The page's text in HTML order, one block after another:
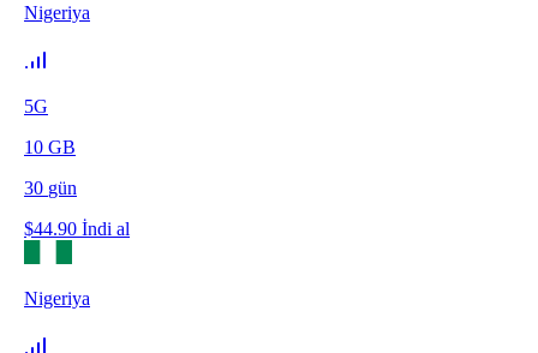
Nigeriya
5G
10 GB
30 gün
$44.90 İndi al
Nigeriya